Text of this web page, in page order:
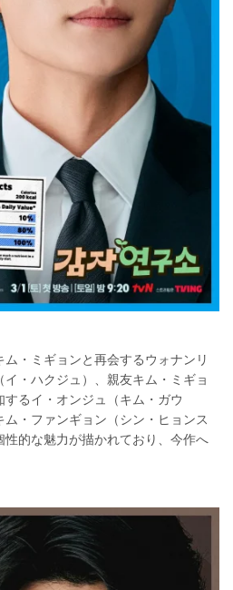
・ミギョンと再会するウォナンリ
・ハクジュ）、親友キム・ミギョ
るイ・オンジュ（キム・ガウ
・ファンギョン（シン・ヒョンス
性的な魅力が描かれており、今作へ